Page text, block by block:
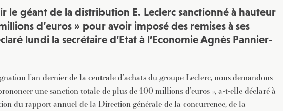
le géant de la distribution E. Leclerc sanctionné à hauteur
d’euros » pour avoir imposé des remises à ses
lundi la secrétaire d’Etat à l’Economie Agnès Pannier-
l’an dernier de la centrale d’achats du groupe Leclerc, nous demandons
une sanction totale de plus de 100 millions d’euros », a-t-elle déclaré à
du rapport annuel de la Direction générale de la concurrence, de la